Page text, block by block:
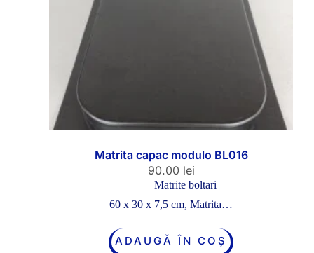
Matrita capac modulo BL016
90.00 lei
Matrite boltari
60 x 30 x 7,5 cm, Matrita…
ADAUGĂ ÎN COȘ